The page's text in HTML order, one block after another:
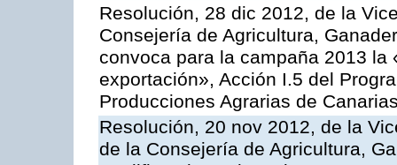
Resolución, 28 dic 2012, de la
Consejería de Agricultura,
convoca para la campaña 2013
exportación», Acción I.5 del
Producciones Agrarias de
Resolución, 20 nov 2012, de la
de la Consejería de Agricultura,